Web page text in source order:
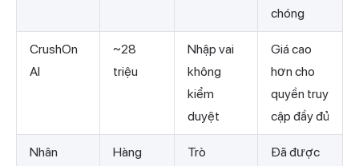
chóng
CrushOn
AI
~28
triệu
Nhập vai
không
kiểm
duyệt
Giá cao
hơn cho
quyền truy
cập đầy đủ
Nhân
Hàng
Trò
Đã được